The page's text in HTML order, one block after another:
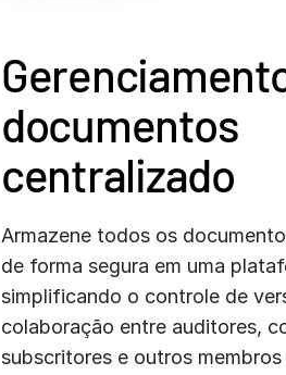
documentos
centralizado
Armazene todos os
de forma segura em uma
simplificando o controle de
colaboração entre auditores,
subscritores e outros